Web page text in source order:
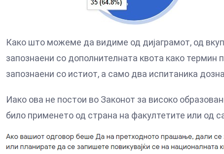
Како што можеме да видиме од дијаграмот, од
запознаени со дополнителната квота како термин
запознаени со истиот, а само два испитаника
Иако ова не постои во Законот за високо
било применето од страна на факултетите или од